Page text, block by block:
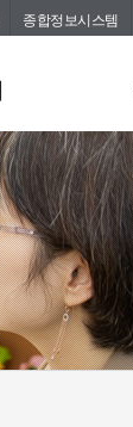
종합정보시스템